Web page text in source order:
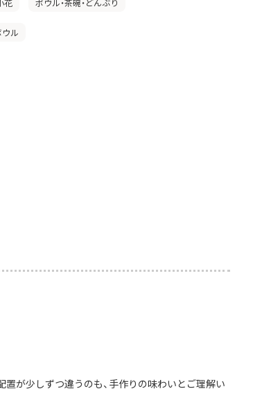
花 ボウル・茶碗・どんぶり
ウル
が少しずつ違うのも、手作りの味わいとご理解い